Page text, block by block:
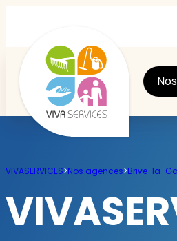
Repassage
VIVASERVICES>Nos agences>Brive-la-